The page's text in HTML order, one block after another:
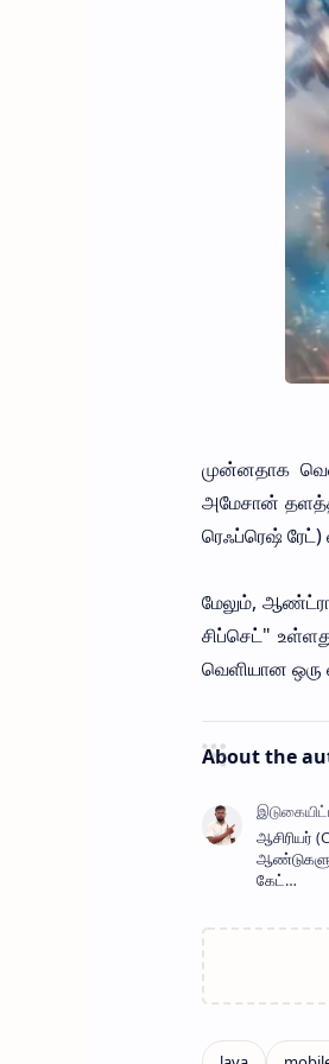
முன்னதாக
அமேசான்
ரெஃப்ரெஷ்
மேலும்,
சிப்செட்"
வெளியான ஒரு
About the
ஆசிரியர்
கேட்…